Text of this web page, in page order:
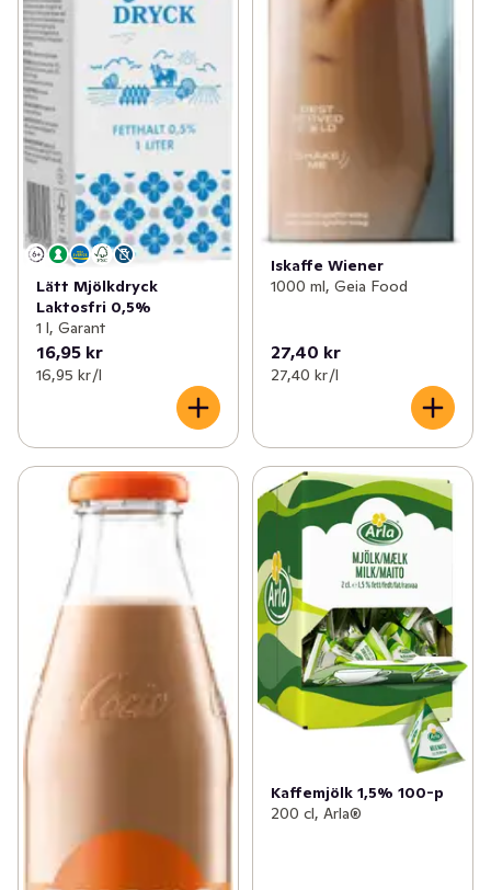
Lätt Mjölkdryck
Laktosfri 0,5%
1 l, Garant
16,95 kr
16,95 kr /l
Iskaffe Wiener
1000 ml, Geia Food
27,40 kr
27,40 kr /l
Kaffemjölk 1,5% 100-p
200 cl, Arla®